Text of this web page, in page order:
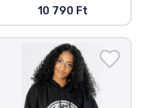
10 790 Ft